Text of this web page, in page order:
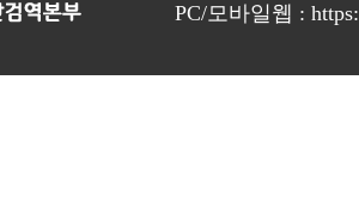
PC/모바일웹 :